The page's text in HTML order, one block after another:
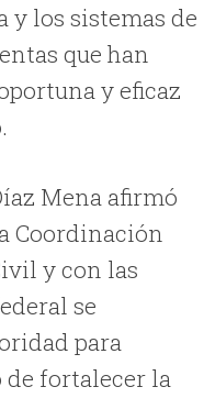
y los sistemas de
que han
y eficaz
Mena afirmó
Coordinación
y con las
se
para
de fortalecer la